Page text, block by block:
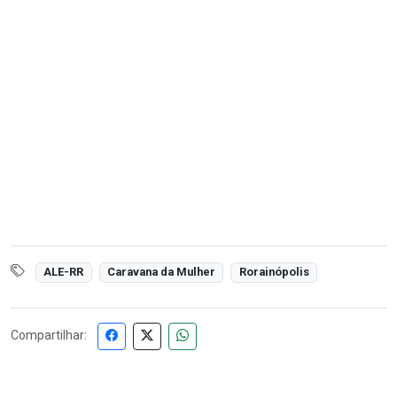
ALE-RR Caravana da Mulher Rorainópolis
Compartilhar: